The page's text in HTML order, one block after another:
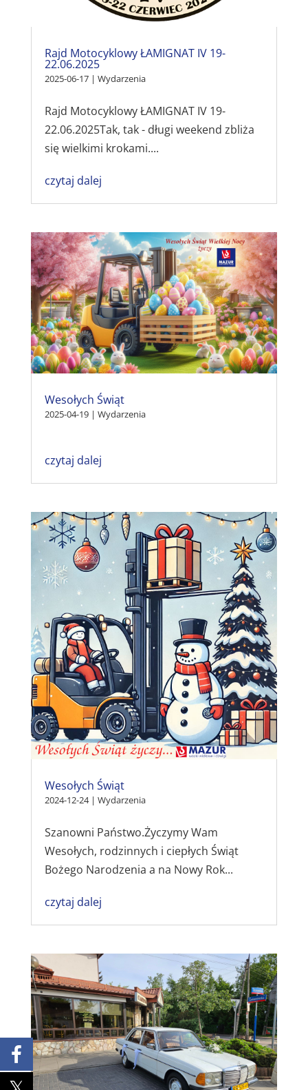
Rajd Motocyklowy ŁAMIGNAT IV 19-
22.06.2025
2025-06-17| Wydarzenia
Rajd Motocyklowy ŁAMIGNAT IV 19-
22.06.2025Tak, tak - długi weekend zbliża
się wielkimi krokami....
czytaj dalej
Wesołych Świąt
2025-04-19| Wydarzenia
czytaj dalej
Wesołych Świąt
2024-12-24| Wydarzenia
Szanowni Państwo.Życzymy Wam
Wesołych, rodzinnych i ciepłych Świąt
Bożego Narodzenia a na Nowy Rok...
czytaj dalej